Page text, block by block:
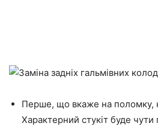
Перше, що вкаже на поломку,
Характерний стукіт буде